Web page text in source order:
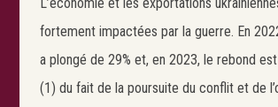
L’économie et les exportations
fortement impactées par la guerre. En
a plongé de 29% et, en 2023, le rebond
(1) du fait de la poursuite du conflit et de